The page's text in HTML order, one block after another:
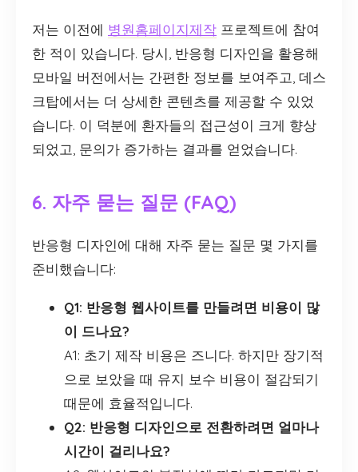
저는 이전에 병원홈페이지제작 프로젝트에 참여
한 적이 있습니다. 당시, 반응형 디자인을 활용해
모바일 버전에서는 간편한 정보를 보여주고, 데스
크탑에서는 더 상세한 콘텐츠를 제공할 수 있었
습니다. 이 덕분에 환자들의 접근성이 크게 향상
되었고, 문의가 증가하는 결과를 얻었습니다.
6. 자주 묻는 질문 (FAQ)
반응형 디자인에 대해 자주 묻는 질문 몇 가지를
준비했습니다:
Q1: 반응형 웹사이트를 만들려면 비용이 많
이 드나요?
A1: 초기 제작 비용은 즈니다. 하지만 장기적
으로 보았을 때 유지 보수 비용이 절감되기
때문에 효율적입니다.
Q2: 반응형 디자인으로 전환하려면 얼마나
시간이 걸리나요?